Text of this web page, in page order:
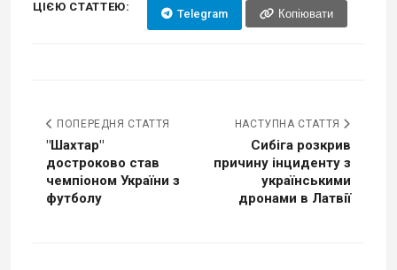
ЦІЄЮ СТАТТЕЮ:
Telegram Копіювати
ПОПЕРЕДНЯ СТАТТЯ
"Шахтар"
достроково став
чемпіоном України з
футболу
НАСТУПНА СТАТТЯ
Сибіга розкрив
причину інциденту з
українськими
дронами в Латвії